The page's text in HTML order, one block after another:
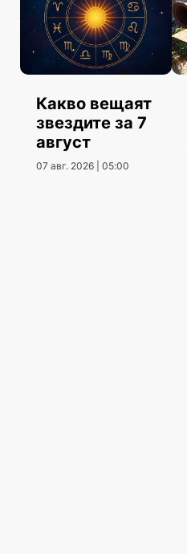
Какво вещаят
звездите за 7
август
07 авг. 2026 | 05:00